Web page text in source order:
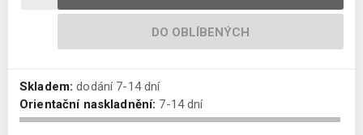
DO OBLÍBENÝCH
Skladem: dodání 7-14 dní
Orientační naskladnění: 7-14 dní